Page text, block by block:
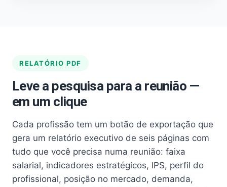
RELATÓRIO PDF
Leve a pesquisa para a reunião —
em um clique
Cada profissão tem um botão de exportação que
gera um relatório executivo de seis páginas com
tudo que você precisa numa reunião: faixa
salarial, indicadores estratégicos, IPS, perfil do
profissional, posição no mercado, demanda,